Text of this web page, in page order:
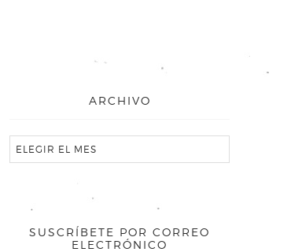
ARCHIVO
SUSCRÍBETE POR CORREO
ELECTRÓNICO